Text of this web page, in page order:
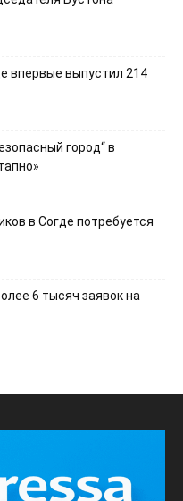
впервые выпустил 214
город“ в
в Согде потребуется
6 тысяч заявок на